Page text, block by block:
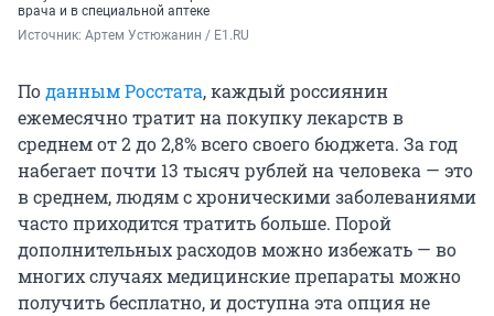
врача и в специальной аптеке
Источник: Артем Устюжанин / E1.RU
Поданным Росстата, каждый россиянин
ежемесячно тратит на покупку лекарств в
среднем от 2 до 2,8% всего своего бюджета. За год
набегает почти 13 тысяч рублей на человека — это
в среднем, людям с хроническими заболеваниями
часто приходится тратить больше. Порой
дополнительных расходов можно избежать — во
многих случаях медицинские препараты можно
получить бесплатно, и доступна эта опция не